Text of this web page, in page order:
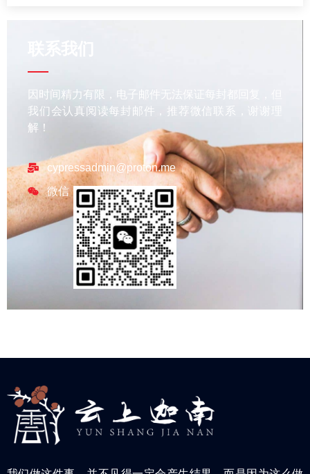
因时间精力有限，电子邮件无法保证每封都回复，但
我们会认真阅读每封邮件，推荐微信联系，谢谢理
解！
cypressadmin@proton.me
微信